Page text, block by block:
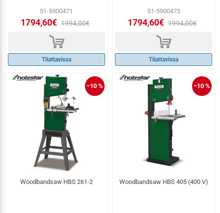
51-5900471
1794,60€ 1994,00€
d
Tilattavissa
51-5900473
1794,60€ 1994,00€
d
Tilattavissa
−10 %
Woodbandsaw HBS 261-2
−10 %
Woodbandsaw HBS 405 (400 V)